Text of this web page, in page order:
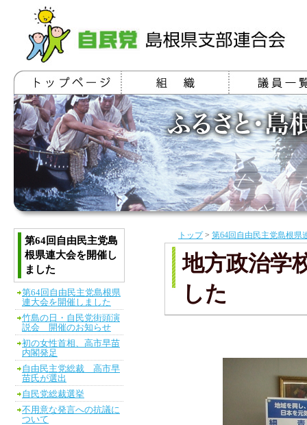
トップ> 第64回自由民主党島根県
地方政治学
した
第64回自由民主党島
根県連大会を開催し
ました
第64回自由民主党島根県
連大会を開催しました
竹島の日・自民党街頭演
説会 開催のお知らせ
初の女性首相、高市早苗
内閣発足
自由民主党総裁 高市早
苗氏が選出
自民党総裁選挙
不用意な発言への抗議に
ついて